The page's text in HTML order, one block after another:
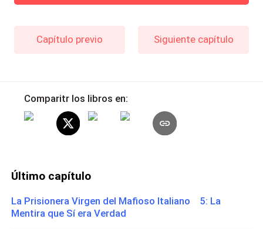
Capítulo previo Siguiente capítulo
Comparitr los libros en:
Último capítulo
La Prisionera Virgen del Mafioso Italiano 5: La
Mentira que Sí era Verdad